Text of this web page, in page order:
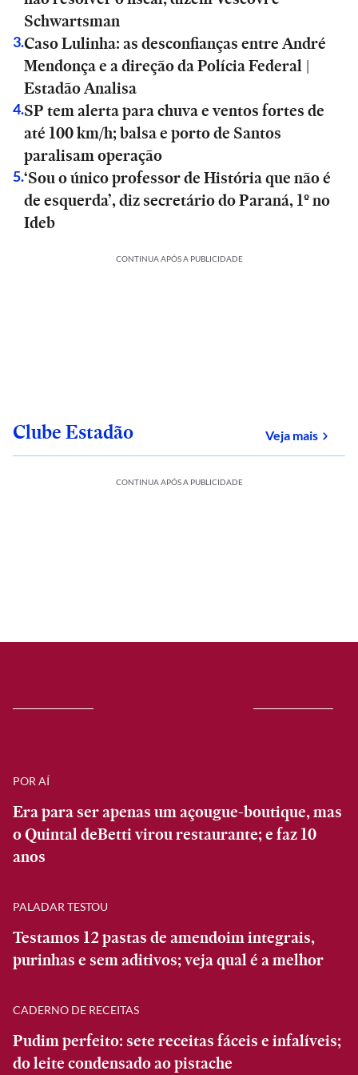
Schwartsman
3.Caso Lulinha: as desconfianças entre André
Mendonça e a direção da Polícia Federal |
Estadão Analisa
4.SP tem alerta para chuva e ventos fortes de
até 100 km/h; balsa e porto de Santos
paralisam operação
5.‘Sou o único professor de História que não é
de esquerda’, diz secretário do Paraná, 1º no
Ideb
CONTINUA APÓS A PUBLICIDADE
Clube Estadão Veja maissobre
CONTINUA APÓS A PUBLICIDADE
POR AÍ
Era para ser apenas um açougue-boutique, mas
o Quintal deBetti virou restaurante; e faz 10
anos
PALADAR TESTOU
Testamos 12 pastas de amendoim integrais,
purinhas e sem aditivos; veja qual é a melhor
CADERNO DE RECEITAS
Pudim perfeito: sete receitas fáceis e infalíveis;
do leite condensado ao pistache